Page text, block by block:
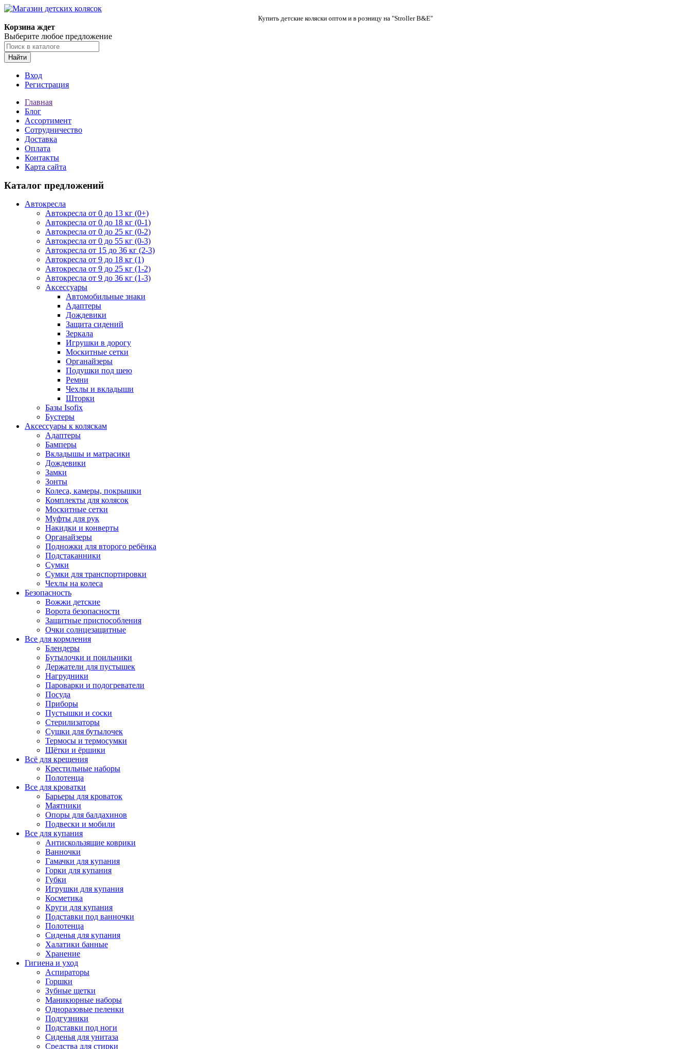
Купить детские коляски оптом и в розницу на "Stroller B&E"
Корзина ждет
Выберите любое предложение
Найти
Вход
Регистрация
Главная
Блог
Ассортимент
Сотрудничество
Доставка
Оплата
Контакты
Карта сайта
Каталог предложений
Автокресла
Автокресла от 0 до 13 кг (0+)
Автокресла от 0 до 18 кг (0-1)
Автокресла от 0 до 25 кг (0-2)
Автокресла от 0 до 55 кг (0-3)
Автокресла от 15 до 36 кг (2-3)
Автокресла от 9 до 18 кг (1)
Автокресла от 9 до 25 кг (1-2)
Автокресла от 9 до 36 кг (1-3)
Аксессуары
Автомобильные знаки
Адаптеры
Дождевики
Защита сидений
Зеркала
Игрушки в дорогу
Москитные сетки
Органайзеры
Подушки под шею
Ремни
Чехлы и вкладыши
Шторки
Базы Isofix
Бустеры
Аксессуары к коляскам
Адаптеры
Бамперы
Вкладышы и матрасики
Дождевики
Замки
Зонты
Колеса, камеры, покрышки
Комплекты для колясок
Москитные сетки
Муфты для рук
Накидки и конверты
Органайзеры
Подножки для второго ребёнка
Подстаканники
Сумки
Сумки для транспортировки
Чехлы на колеса
Безопасность
Вожжи детские
Ворота безопасности
Защитные приспособления
Очки солнцезащитные
Все для кормления
Блендеры
Бутылочки и поильники
Держатели для пустышек
Нагрудники
Пароварки и подогреватели
Посуда
Приборы
Пустышки и соски
Стерилизаторы
Сушки для бутылочек
Термосы и термосумки
Щётки и ёршики
Всё для крещения
Крестильные наборы
Полотенца
Все для кроватки
Барьеры для кроваток
Маятники
Опоры для балдахинов
Подвески и мобили
Все для купания
Антискользящие коврики
Ванночки
Гамачки для купания
Горки для купания
Губки
Игрушки для купания
Косметика
Круги для купания
Подставки под ванночки
Полотенца
Сиденья для купания
Халатики банные
Хранение
Гигиена и уход
Аспираторы
Горшки
Зубные щетки
Маникюрные наборы
Одноразовые пеленки
Подгузники
Подставки под ноги
Сиденья для унитаза
Средства для стирки